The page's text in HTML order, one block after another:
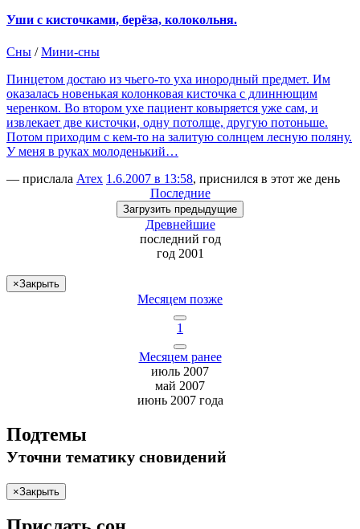
Уши с кисточками, берёза, колокольня.
Сны /Мини-сны
Пинцетом достаю из чьего-то уха инородный предмет. Им
оказалась новенькая колонковая кисточка с длиннющим
черенком. Во втором ухе пациент ковыряется уже сам, и
извлекает две кисточки, одну потолще, другую потоньше.
Потом приходим с кем-то на залитую солнцем лесную поляну.
У меня в руках молоденький…
— прислала Атех 1.6.2007 в 13:58, приснился в этот же день
Последние
Загрузить предыдущие
Древнейшие
последний год
год 2001
×Закрыть
Месяцем позже
1
Месяцем ранее
июль 2007
май 2007
июнь 2007 года
Подтемы
Уточни тематику сновидений
×Закрыть